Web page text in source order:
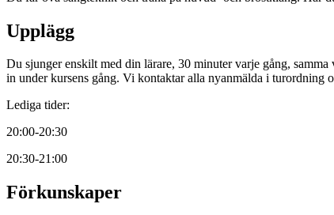
Upplägg
Du sjunger enskilt med din lärare, 30 minuter varje gång,
in under kursens gång. Vi kontaktar alla nyanmälda i turordning
Lediga tider:
20:00-20:30
20:30-21:00
Förkunskaper